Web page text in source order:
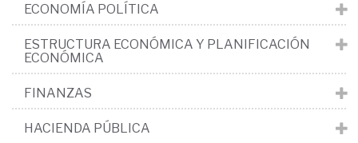
ECONOMÍA POLÍTICA
ESTRUCTURA ECONÓMICA Y PLANIFICACIÓN
ECONÓMICA
FINANZAS
HACIENDA PÚBLICA